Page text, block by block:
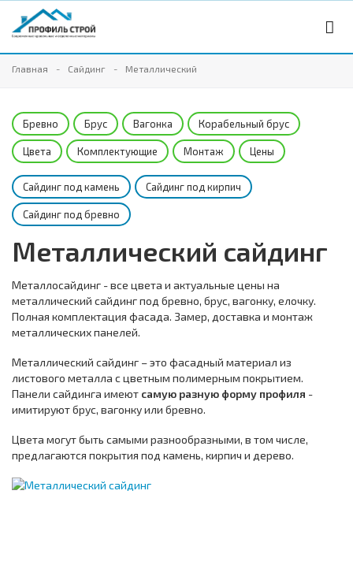
Главная Сайдинг Металлический
Бревно Брус Вагонка Корабельный брус
Цвета Комплектующие Монтаж Цены
Сайдинг под камень Сайдинг под кирпич
Сайдинг под бревно
Металлический сайдинг
Металлосайдинг - все цвета и актуальные цены на
металлический сайдинг под бревно, брус, вагонку, елочку.
Полная комплектация фасада. Замер, доставка и монтаж
металлических панелей.
Металлический сайдинг – это фасадный материал из
листового металла с цветным полимерным покрытием.
Панели сайдинга имеют самую разную форму профиля -
имитируют брус, вагонку или бревно.
Цвета могут быть самыми разнообразными, в том числе,
предлагаются покрытия под камень, кирпич и дерево.